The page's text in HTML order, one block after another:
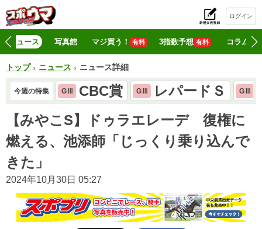
ログイン
ニュース 写真館 マジ買う！ 有料 3指数予想 有料 コラム
トップ ニュース ニュース詳細
今週の特集 GⅢ CBC賞 GⅢ レパードＳ GⅢ
【みやこS】ドゥラエレーデ 復権に
燃える、池添師「じっくり乗り込んで
きた」
2024年10月30日 05:27